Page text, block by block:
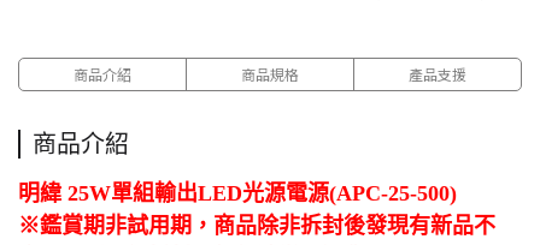
商品介紹 商品規格 產品支援
商品介紹
明緯 25W單組輸出LED光源電源(APC-25-500)
※鑑賞期非試用期，商品除非拆封後發現有新品不